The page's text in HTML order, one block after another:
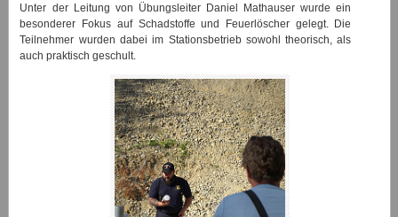
Unter der Leitung von Übungsleiter Daniel Mathauser wurde ein
besonderer Fokus auf Schadstoffe und Feuerlöscher gelegt. Die
Teilnehmer wurden dabei im Stationsbetrieb sowohl theorisch, als
auch praktisch geschult.